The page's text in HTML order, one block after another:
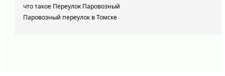
что такое Переулок Паровозный
Паровозный переулок в Томске